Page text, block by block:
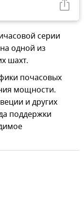
серии
одной из
шахт.
почасовых
мощности.
и других
поддержки